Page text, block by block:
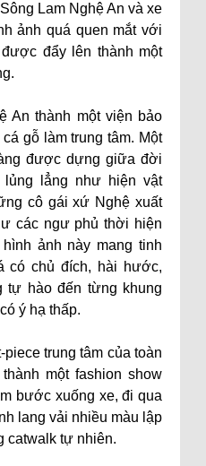
Lam Nghệ An và xe
ảnh quá quen mắt với
đẩy lên thành một
An thành một viện bảo
gỗ làm trung tâm. Một
được dựng giữa đời
lủng lẳng như hiện vật
cô gái xứ Nghệ xuất
các ngư phủ thời hiện
ảnh này mang tinh
có chủ đích, hài hước,
tự hào đến từng khung
ý hạ thấp.
trung tâm của toàn
một fashion show
bước xuống xe, đi qua
lang vải nhiều màu lập
catwalk tự nhiên.